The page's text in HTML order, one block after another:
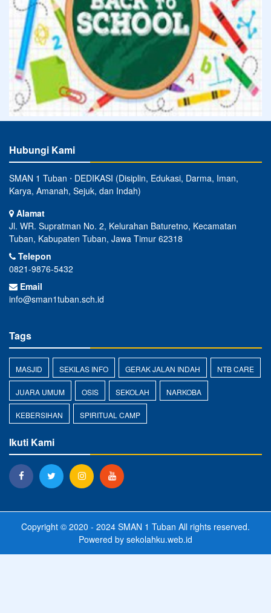
Hubungi Kami
SMAN 1 Tuban ⋅ DEDIKASI (Disiplin, Edukasi, Darma, Iman,
Karya, Amanah, Sejuk, dan Indah)
Alamat
Jl. WR. Supratman No. 2, Kelurahan Baturetno, Kecamatan
Tuban, Kabupaten Tuban, Jawa Timur 62318
Telepon
0821-9876-5432
Email
info@sman1tuban.sch.id
Tags
MASJID SEKILAS INFO GERAK JALAN INDAH NTB CARE
JUARA UMUM OSIS SEKOLAH NARKOBA
KEBERSIHAN SPIRITUAL CAMP
Ikuti Kami
Copyright © 2020 - 2024 SMAN 1 Tuban All rights reserved.
Powered by sekolahku.web.id